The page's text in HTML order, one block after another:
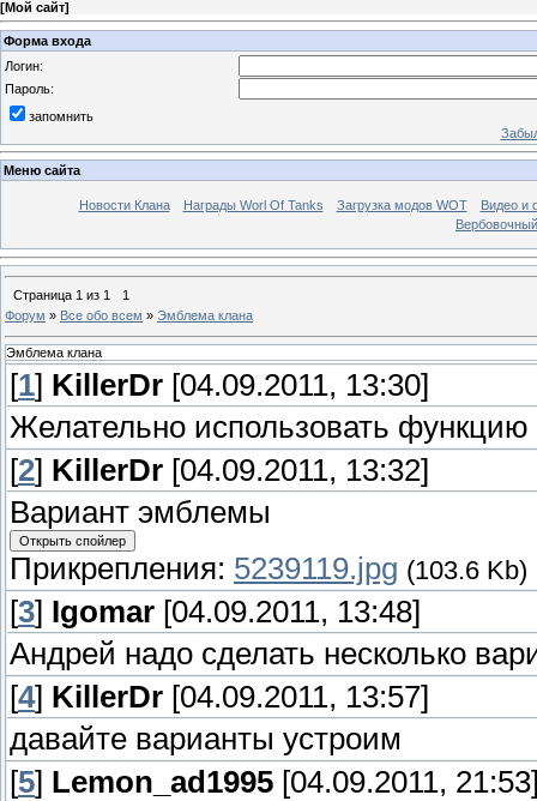
[Мой сайт]
Форма входа
Логин:
Пароль:
запомнить
Меню сайта
Новости Клана Награды Worl Of Tanks Загрузка модов WOT
Видео и
Страница 1 из 1
1
Форум » Все обо всем » Эмблема клана
Эмблема клана
[1] KillerDr [04.09.2011, 13:30]
Желательно использовать функцию
[2] KillerDr [04.09.2011, 13:32]
Вариант эмблемы
Прикрепления: 5239119.jpg (103.6 Kb)
[3] Igomar [04.09.2011, 13:48]
Андрей надо сделать несколько
[4] KillerDr [04.09.2011, 13:57]
давайте варианты устроим
[5] Lemon_ad1995 [04.09.2011,